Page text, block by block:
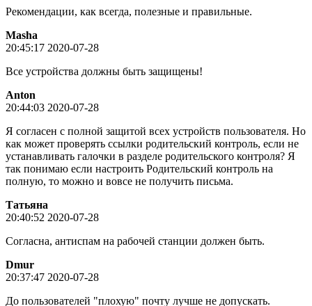
Рекомендации, как всегда, полезные и правильные.
Masha
20:45:17 2020-07-28
Все устройства должны быть защищены!
Anton
20:44:03 2020-07-28
Я согласен с полной защитой всех устройств пользователя. Но
как может проверять ссылки родительский контроль, если не
устанавливать галочки в разделе родительского контроля? Я
так понимаю если настроить Родительский контроль на
полную, то можно и вовсе не получить письма.
Татьяна
20:40:52 2020-07-28
Согласна, антиспам на рабочей станции должен быть.
Dmur
20:37:47 2020-07-28
До пользователей "плохую" почту лучше не допускать.